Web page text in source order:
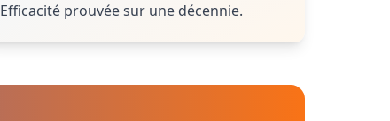
Efficacité prouvée sur une décennie.